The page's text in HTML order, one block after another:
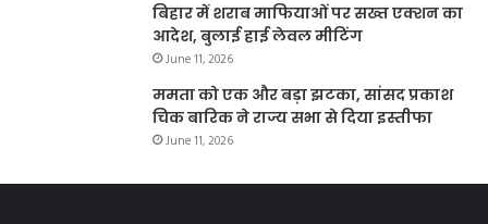
बिहार में शराब माफियाओं पर सख्त एक्शन का
आदेश, बुलाई हाई लेवल मीटिंग
June 11, 2026
ममता को एक और बड़ा झटका, सांसद प्रकाश
चिक बारिक ने राज्य सभा से दिया इस्तीफा
June 11, 2026